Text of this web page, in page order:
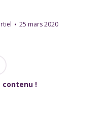
25 mars 2020
contenu !